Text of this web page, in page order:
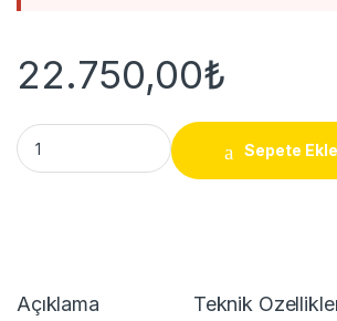
22.750,00₺
NP Power 6.2kW MPPT Akıllı İnverter
Sepete Ekle
Açıklama Teknik